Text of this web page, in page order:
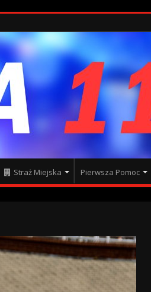
Straż Miejska Pierwsza Pomoc